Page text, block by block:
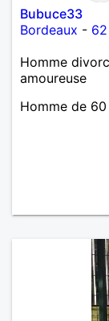
Bubuce33
Bordeaux -
Homme
amoureuse
Homme de 60